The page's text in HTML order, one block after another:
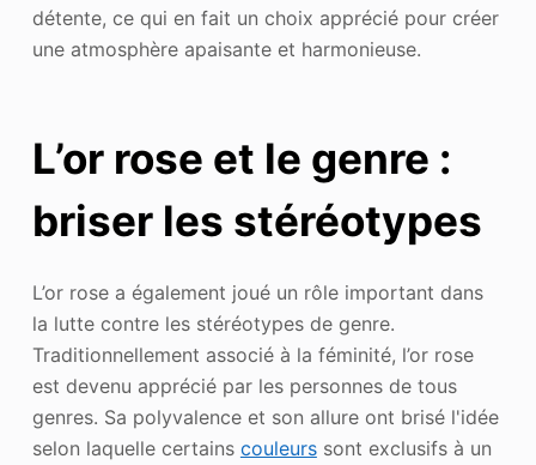
détente, ce qui en fait un choix apprécié pour créer
une atmosphère apaisante et harmonieuse.
L’or rose et le genre :
briser les stéréotypes
L’or rose a également joué un rôle important dans
la lutte contre les stéréotypes de genre.
Traditionnellement associé à la féminité, l’or rose
est devenu apprécié par les personnes de tous
genres. Sa polyvalence et son allure ont brisé l'idée
selon laquelle certains couleurssont exclusifs à un